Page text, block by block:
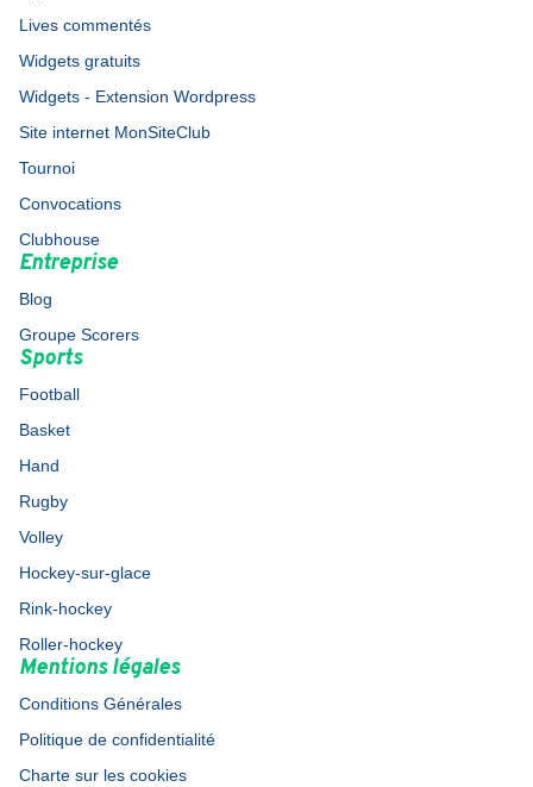
Lives commentés
Widgets gratuits
Widgets - Extension Wordpress
Site internet MonSiteClub
Tournoi
Convocations
Clubhouse
Entreprise
Blog
Groupe Scorers
Sports
Football
Basket
Hand
Rugby
Volley
Hockey-sur-glace
Rink-hockey
Roller-hockey
Mentions légales
Conditions Générales
Politique de confidentialité
Charte sur les cookies